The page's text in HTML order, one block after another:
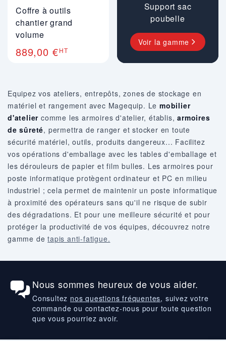
Coffre à outils
chantier grand
volume
889,00 €HT
Support sac
poubelle
Voir la gamme
Equipez vos ateliers, entrepôts, zones de stockage en
matériel et rangement avec Magequip. Le mobilier
d'atelier comme les armoires d'atelier, établis,armoires
de sûreté, permettra de ranger et stocker en toute
sécurité matériel, outils, produits dangereux... Facilitez
vos opérations d'emballage avec les tables d'emballage et
les dérouleurs de papier et film bulles. Les armoires pour
poste informatique protègent ordinateur et PC en milieu
industriel ; cela permet de maintenir un poste informatique
à proximité des opérateurs sans qu'il ne risque de subir
des dégradations. Et pour une meilleure sécurité et pour
protéger la productivité de vos équipes, découvrez notre
gamme detapis anti-fatigue.
Nous sommes heureux de vous aider.
Consultez nos questions fréquentes, suivez votre
commande ou contactez-nous pour toute question
que vous pourriez avoir.